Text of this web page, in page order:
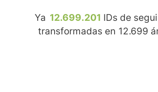
Ya 12.699.201 IDs de
transformadas en 12.699